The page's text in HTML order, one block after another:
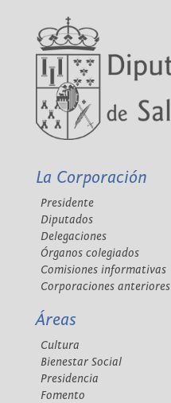
La Corporación
Presidente
Diputados
Delegaciones
Órganos colegiados
Comisiones informativas
Corporaciones anteriores
Áreas
Cultura
Bienestar Social
Presidencia
Fomento